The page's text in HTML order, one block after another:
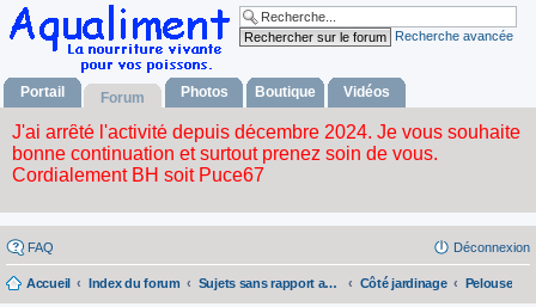
Recherche avancée
Portail Forum Photos Boutique Vidéos
FAQ Déconnexion
Accueil Index du forum Sujets sans rapport avec la nourriture vivante Côté jardinage Pelouse